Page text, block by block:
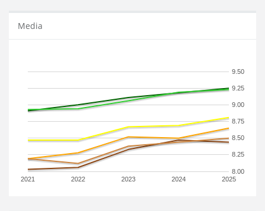
Media
2021 2022 2023 2024 2025
8.00
8.25
8.50
8.75
9.00
9.25
9.50